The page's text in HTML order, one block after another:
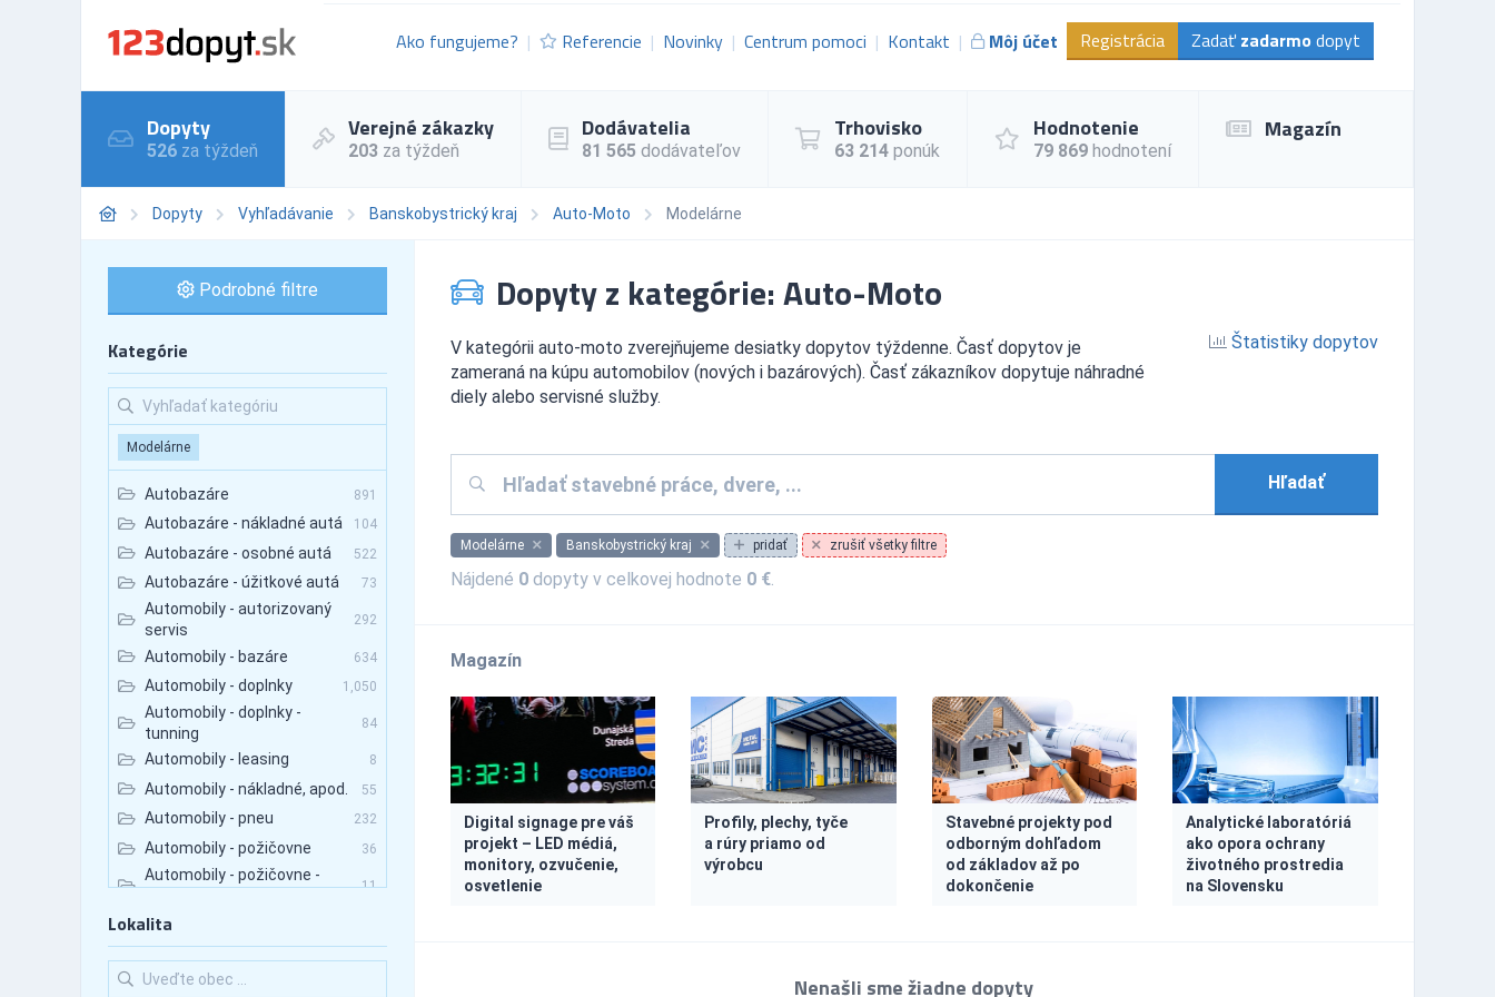
Ako fungujeme? Referencie Novinky Centrum pomoci Kontakt Môj účet Registrácia Zadať zadarmo dopyt
Dopyty
526 za týždeň
Verejné zákazky
203 za týždeň
Dodávatelia
81 565 dodávateľov
Trhovisko
63 214 ponúk
Hodnotenie
79 869 hodnotení
Magazín
Dopyty Vyhľadávanie Banskobystrický kraj Auto-Moto Modelárne
Podrobné filtre
Kategórie
Modelárne
Autobazáre 891
Autobazáre - nákladné autá 104
Autobazáre - osobné autá 522
Autobazáre - úžitkové autá 73
Automobily - autorizovaný
servis
292
Automobily - bazáre 634
Automobily - doplnky 1,050
Automobily - doplnky -
tunning
84
Automobily - leasing 8
Automobily - nákladné, apod. 55
Automobily - pneu 232
Automobily - požičovne 36
Automobily - požičovne -
11
Automobily - požičovne -
Automobily - požičovne -
úžitkové autá
Lokalita
Dopyty z kategórie: Auto-Moto
V kategórii auto-moto zverejňujeme desiatky dopytov týždenne. Časť dopytov je
zameraná na kúpu automobilov (nových i bazárových). Časť zákazníkov dopytuje náhradné
diely alebo servisné služby.
Štatistiky dopytov
Hľadať
Modelárne Banskobystrický kraj pridať zrušiť všetky filtre
Nájdené 0dopyty v celkovej hodnote 0 €.
Magazín
Digital signage pre váš
projekt – LED médiá,
monitory, ozvučenie,
osvetlenie
Profily, plechy, tyče
a rúry priamo od
výrobcu
Stavebné projekty pod
odborným dohľadom
od základov až po
dokončenie
Analytické laboratóriá
ako opora ochrany
životného prostredia
na Slovensku
Nenašli sme žiadne dopyty